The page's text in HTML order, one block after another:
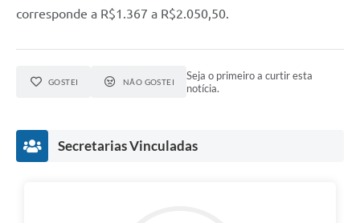
corresponde a R$1.367 a R$2.050,50.
GOSTEI NÃO GOSTEI
Seja o primeiro a curtir esta
notícia.
Secretarias Vinculadas